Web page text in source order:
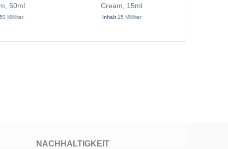
50ml
50 Milliliter
Cream, 15ml
Inhalt 15 Milliliter
NACHHALTIGKEIT